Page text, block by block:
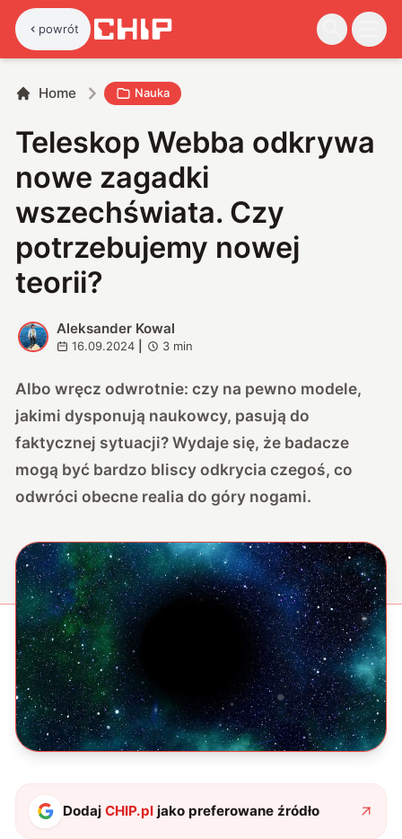
powrót
Home Nauka
Teleskop Webba odkrywa
nowe zagadki
wszechświata. Czy
potrzebujemy nowej
teorii?
A
Aleksander Kowal
16.09.2024 3 min
Albo wręcz odwrotnie: czy na pewno modele,
jakimi dysponują naukowcy, pasują do
faktycznej sytuacji? Wydaje się, że badacze
mogą być bardzo bliscy odkrycia czegoś, co
odwróci obecne realia do góry nogami.
DodajCHIP.pl jako preferowane źródło